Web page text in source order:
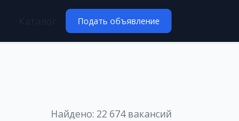
Подать объявление
Найдено: 22 674 вакансий